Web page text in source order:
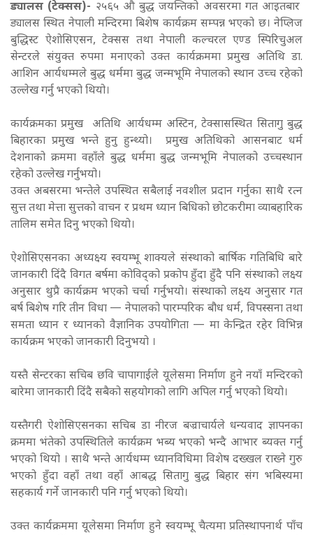
ड्यालस (टेक्सस)- २५६५ औ बुद्ध जयन्तिको अवसरमा गत आइतबार
ड्यालस स्थित नेपाली मन्दिरमा बिशेष कार्यक्रम सम्पन्न भएको छ। नेप्लिज
बुद्धिस्ट ऐशोसिएसन, टेक्सस तथा नेपाली कल्चरल एण्ड स्पिरिचुअल
सेन्टरले संयुक्त रुपमा मनाएको उक्त कार्यक्रममा प्रमुख अतिथि डा.
आशिन आर्यधम्मले बुद्ध धर्ममा बुद्ध जन्मभूमि नेपालको स्थान उच्च रहेको
उल्लेख गर्नु भएको थियो।
कार्यक्रमका प्रमुख अतिथि आर्यधम्म अस्टिन, टेक्सासस्थित सितागु बुद्ध
बिहारका प्रमुख भन्ते हुनु हुन्थ्यो। प्रमुख अतिथिको आसनबाट धर्म
देशनाको क्रममा वहाँले बुद्ध धर्ममा बुद्ध जन्मभूमि नेपालको उच्चस्थान
रहेको उल्लेख गर्नुभयो।
उक्त अबसरमा भन्तेले उपस्थित सबैलाई नवशील प्रदान गर्नुका साथै रत्न
सुत्त तथा मेत्ता सुत्तको वाचन र प्रथम ध्यान बिधिको छोटकरीमा व्याबहारिक
तालिम समेत दिनु भएको थियो।
ऐशोसिएसनका अध्यक्ष्य स्वयम्भू शाक्यले संस्थाको बार्षिक गतिबिधि बारे
जानकारी दिंदै विगत बर्षमा कोविद्को प्रकोप हुँदा हुँदै पनि संस्थाको लक्ष्य
अनुसार थुप्रै कार्यक्रम भएको चर्चा गर्नुभयो। संस्थाको लक्ष्य अनुसार गत
बर्ष बिशेष गरि तीन विधा — नेपालको पारम्परिक बौध धर्म, विपस्सना तथा
समता ध्यान र ध्यानको वैज्ञानिक उपयोगिता — मा केन्द्रित रहेर विभिन्न
कार्यक्रम भएको जानकारी दिनुभयो ।
यस्तै सेन्टरका सचिब छवि चापागाईले यूलेसमा निर्माण हुने नयाँ मन्दिरको
बारेमा जानकारी दिंदै सबैको सहयोगको लागि अपिल गर्नु भएको थियो।
यस्तैगरी ऐशोसिएसनका सचिब डा नीरज बज्राचार्यले धन्यवाद ज्ञापनका
क्रममा भंतेको उपस्थितिले कार्यक्रम भब्य भएको भन्दै आभार ब्यक्त गर्नु
भएको थियो । साथै भन्ते आर्यधम्म ध्यानविधिमा विशेष दख्खल राख्ने गुरु
भएको हुँदा वहाँ तथा वहाँ आबद्ध सितागु बुद्ध बिहार संग भबिस्यमा
सहकार्य गर्ने जानकारी पनि गर्नु भएको थियो।
उक्त कार्यक्रममा यूलेसमा निर्माण हुने स्वयम्भू चैत्यमा प्रतिस्थापनार्थ पाँच